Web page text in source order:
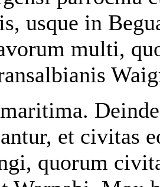
usque in
multi,
et civitas
quorum